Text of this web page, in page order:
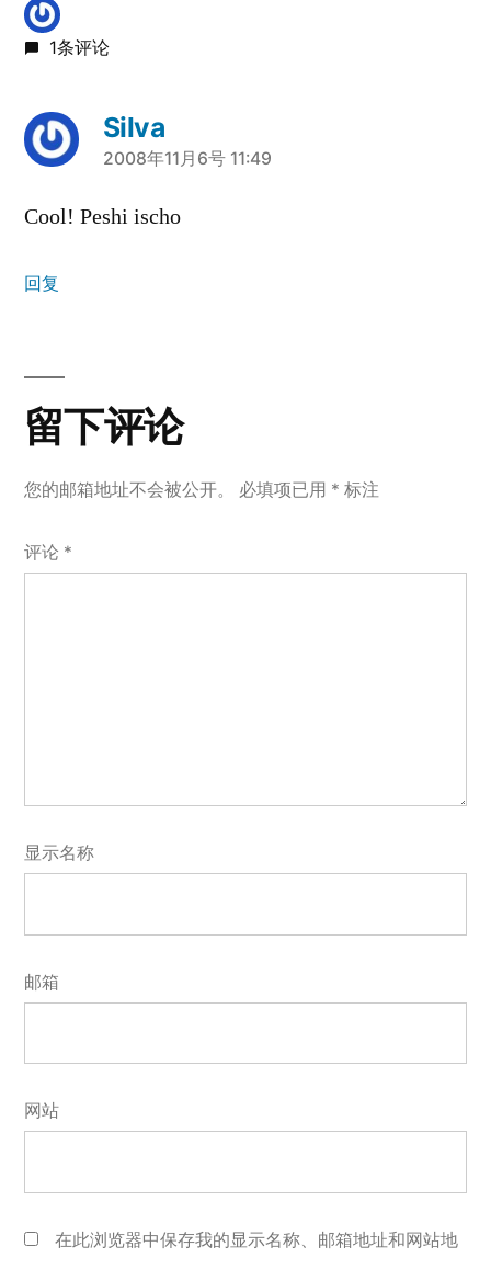
1条评论
Silva
说：
2008年11月6号 11:49
Cool! Peshi ischo
回复
留
下
论
您的邮箱地址不会被公开。 必填项已用 * 标注
评论 *
显示名称
邮箱
网站
在此浏览器中保存我的显示名称、邮箱地址和网站地
留下评论